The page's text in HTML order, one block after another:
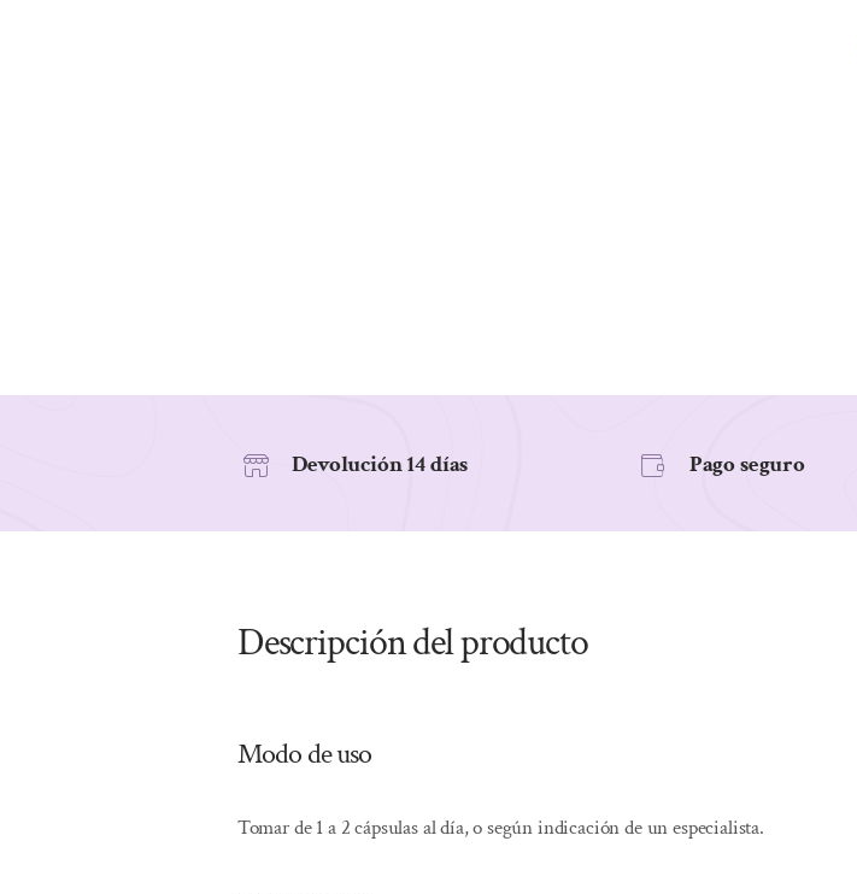
Devolución 14 días Pago seguro
Descripción del producto
Modo de uso
Tomar de 1 a 2 cápsulas al día, o según indicación de un especialista.